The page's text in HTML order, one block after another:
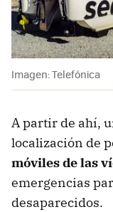
Imagen: Telefónica
A partir de ahí,
localización de
móviles de las
emergencias
desaparecidos.